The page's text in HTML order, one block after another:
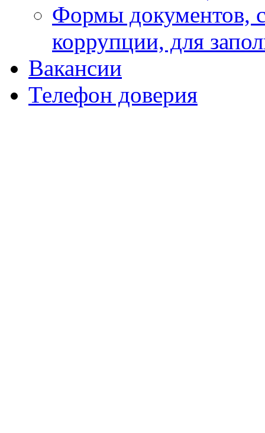
Формы документов,
коррупции, для
Вакансии
Телефон доверия